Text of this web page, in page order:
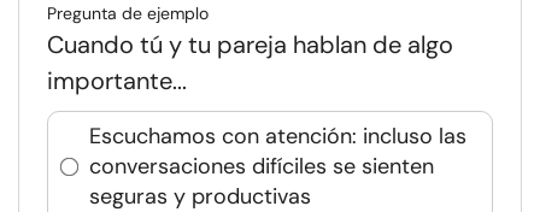
Pregunta de ejemplo
Cuando tú y tu pareja hablan de algo
importante...
Escuchamos con atención: incluso las
conversaciones difíciles se sienten
seguras y productivas